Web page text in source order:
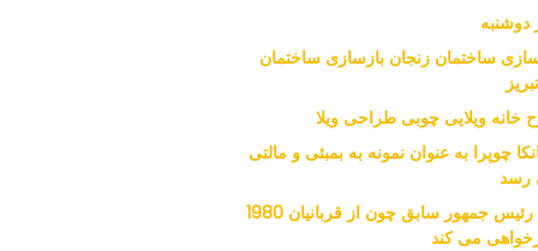
دوشنبه
ساختمان زنجان بازسازی ساختمان
خانه ویلایی چوبی طراحی ویلا
چوپرا به عنوان نمونه به بمبئی و مالتی
رسد
نوه رئیس جمهور سابق چون از قربانیان 1980
می کند